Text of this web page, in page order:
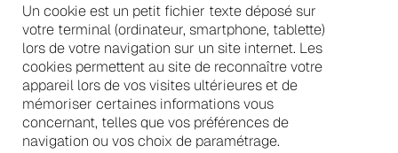
Un cookie est un petit fichier texte déposé sur
votre terminal (ordinateur, smartphone, tablette)
lors de votre navigation sur un site internet. Les
cookies permettent au site de reconnaître votre
appareil lors de vos visites ultérieures et de
mémoriser certaines informations vous
concernant, telles que vos préférences de
navigation ou vos choix de paramétrage.